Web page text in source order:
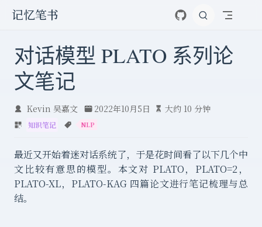
跳至主要內容
记忆笔书
对话模型 PLATO 系列论
文笔记
Kevin 吴嘉文 2022年10月5日 大约 10 分钟
知识笔记 NLP
最近又开始着迷对话系统了，于是花时间看了以下几个中
文比较有意思的模型。本文对 PLATO，PLATO=2，
PLATO-XL，PLATO-KAG 四篇论文进行笔记梳理与总
结。